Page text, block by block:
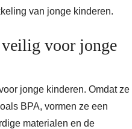
van jonge kinderen.
voor jonge
jonge kinderen. Omdat ze
BPA, vormen ze een
materialen en de